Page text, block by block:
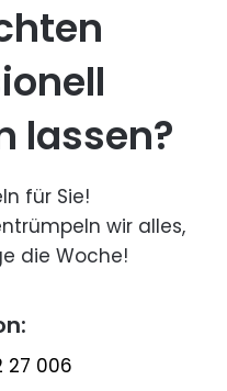
lassen?
für Sie!
wir alles,
die Woche!
27 006